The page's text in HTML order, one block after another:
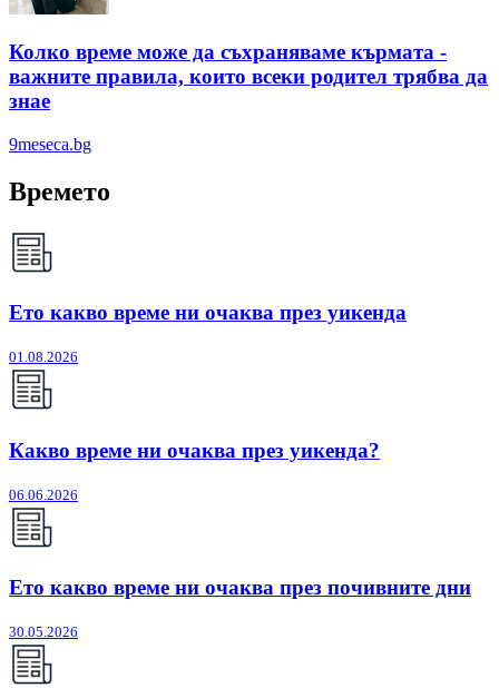
Колко време може да съхраняваме кърмата -
важните правила, които всеки родител трябва да
знае
9meseca.bg
Времето
Ето какво време ни очаква през уикенда
01.08.2026
Какво време ни очаква през уикенда?
06.06.2026
Ето какво време ни очаква през почивните дни
30.05.2026